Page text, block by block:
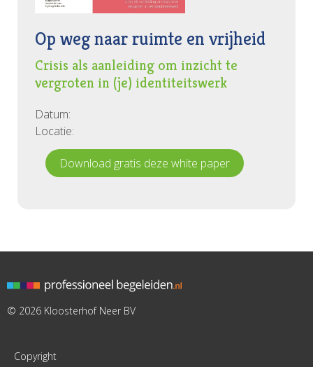
Op weg naar ruimte en vrijheid
Crisis als aanleiding om inzicht te
vergroten in (je) identiteitswerk
Datum:
Locatie:
Download gratis deze white paper
© 2026 Kloosterhof Neer BV
Copyright